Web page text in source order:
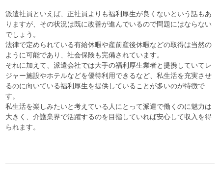
派遣社員といえば、正社員よりも福利厚生が良くないという話もあ
りますが、その状況は既に改善が進んでいるので問題にはならない
でしょう。
法律で定められている有給休暇や産前産後休暇などの取得は当然の
ように可能であり、社会保険も完備されています。
それに加えて、派遣会社では大手の福利厚生業者と提携していてレ
ジャー施設やホテルなどを優待利用できるなど、私生活を充実させ
るのに向いている福利厚生を提供していることが多いのが特徴で
す。
私生活を楽しみたいと考えている人にとって派遣で働くのに魅力は
大きく、介護業界で活躍するのを目指していれば安心して収入を得
られます。